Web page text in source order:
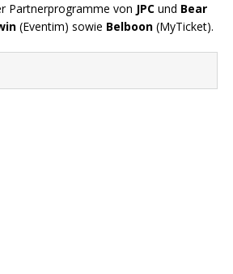
Partnerprogramme von JPC und Bear
(Eventim) sowie Belboon (MyTicket).